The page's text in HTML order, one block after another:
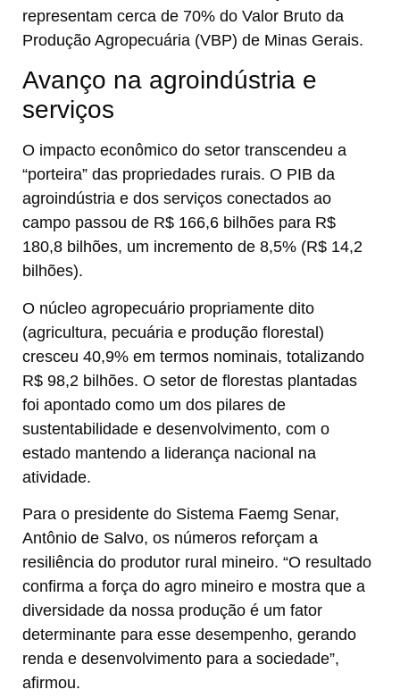
representam cerca de 70% do Valor Bruto da
Produção Agropecuária (VBP) de Minas Gerais.
Avanço na agroindústria e
serviços
O impacto econômico do setor transcendeu a
“porteira” das propriedades rurais. O PIB da
agroindústria e dos serviços conectados ao
campo passou de R$ 166,6 bilhões para R$
180,8 bilhões, um incremento de 8,5% (R$ 14,2
bilhões).
O núcleo agropecuário propriamente dito
(agricultura, pecuária e produção florestal)
cresceu 40,9% em termos nominais, totalizando
R$ 98,2 bilhões. O setor de florestas plantadas
foi apontado como um dos pilares de
sustentabilidade e desenvolvimento, com o
estado mantendo a liderança nacional na
atividade.
Para o presidente do Sistema Faemg Senar,
Antônio de Salvo, os números reforçam a
resiliência do produtor rural mineiro. “O resultado
confirma a força do agro mineiro e mostra que a
diversidade da nossa produção é um fator
determinante para esse desempenho, gerando
renda e desenvolvimento para a sociedade”,
afirmou.